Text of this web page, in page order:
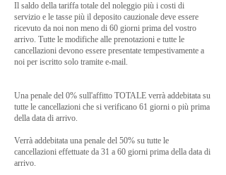
Il saldo della tariffa totale del noleggio più i costi di
servizio e le tasse più il deposito cauzionale deve essere
ricevuto da noi non meno di 60 giorni prima del vostro
arrivo. Tutte le modifiche alle prenotazioni e tutte le
cancellazioni devono essere presentate tempestivamente a
noi per iscritto solo tramite e-mail.
Una penale del 0% sull'affitto TOTALE verrà addebitata su
tutte le cancellazioni che si verificano 61 giorni o più prima
della data di arrivo.
Verrà addebitata una penale del 50% su tutte le
cancellazioni effettuate da 31 a 60 giorni prima della data di
arrivo.